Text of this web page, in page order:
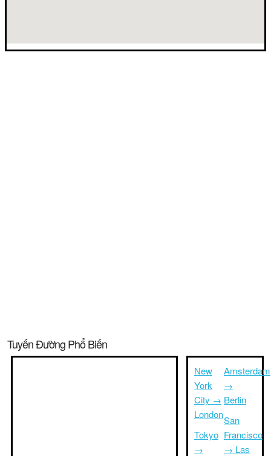
Tuyến Đường Phổ Biến
New
York
City →
London
Tokyo
→
Amsterdam
→
Berlin
San
Francisco
→ Las